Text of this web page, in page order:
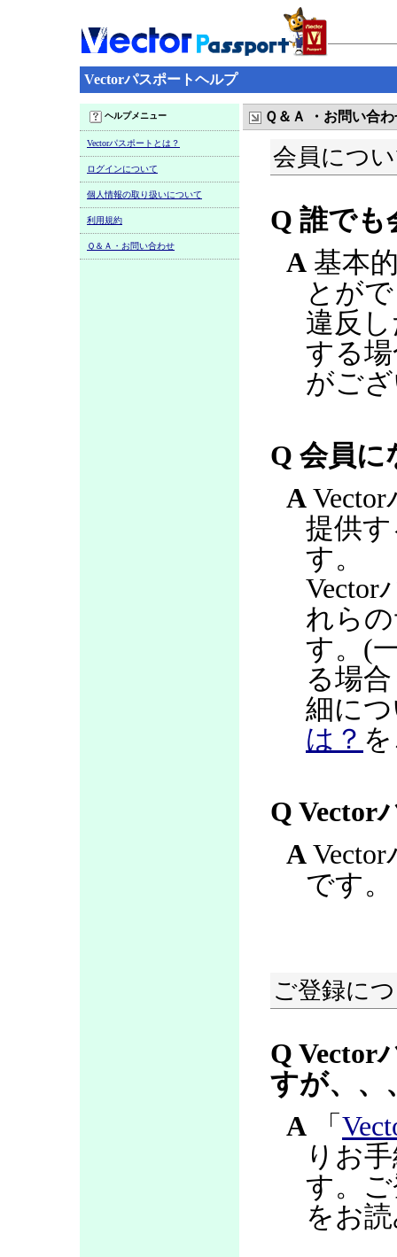
Vectorパスポートヘルプ
ヘルプメニュー
Vectorパスポートとは？
ログインについて
個人情報の取り扱いについて
利用規約
Ｑ＆Ａ・お問い合わせ
Ｑ＆Ａ ・お問い合
会員につ
Q 誰でも
A 基本
とが
違反
する
がご
Q 会員に
A
提供
す。
Vector
れら
す。(
る場
細に
は？
Q Vector
A
です。
ご登録に
Q Vector
すが、、
A 「
りお
す。
をお